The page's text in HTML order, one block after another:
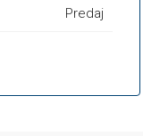
Predaj